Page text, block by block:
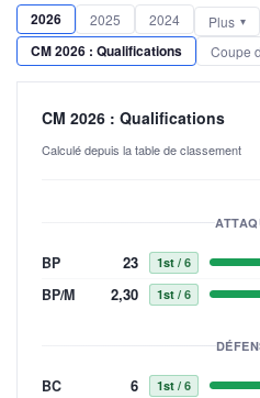
2026 2025 2024 Plus
CM 2026 : Qualifications Coupe
CM 2026 : Qualifications
Calculé depuis la table de classement
BP 23 1st / 6
BP/M 2,30 1st / 6
BC 6 1st / 6